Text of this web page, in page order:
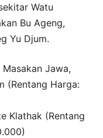
Watu
Bu Ageng,
Yu Djum.
Jawa,
(Rentang Harga:
Klathak (Rentang